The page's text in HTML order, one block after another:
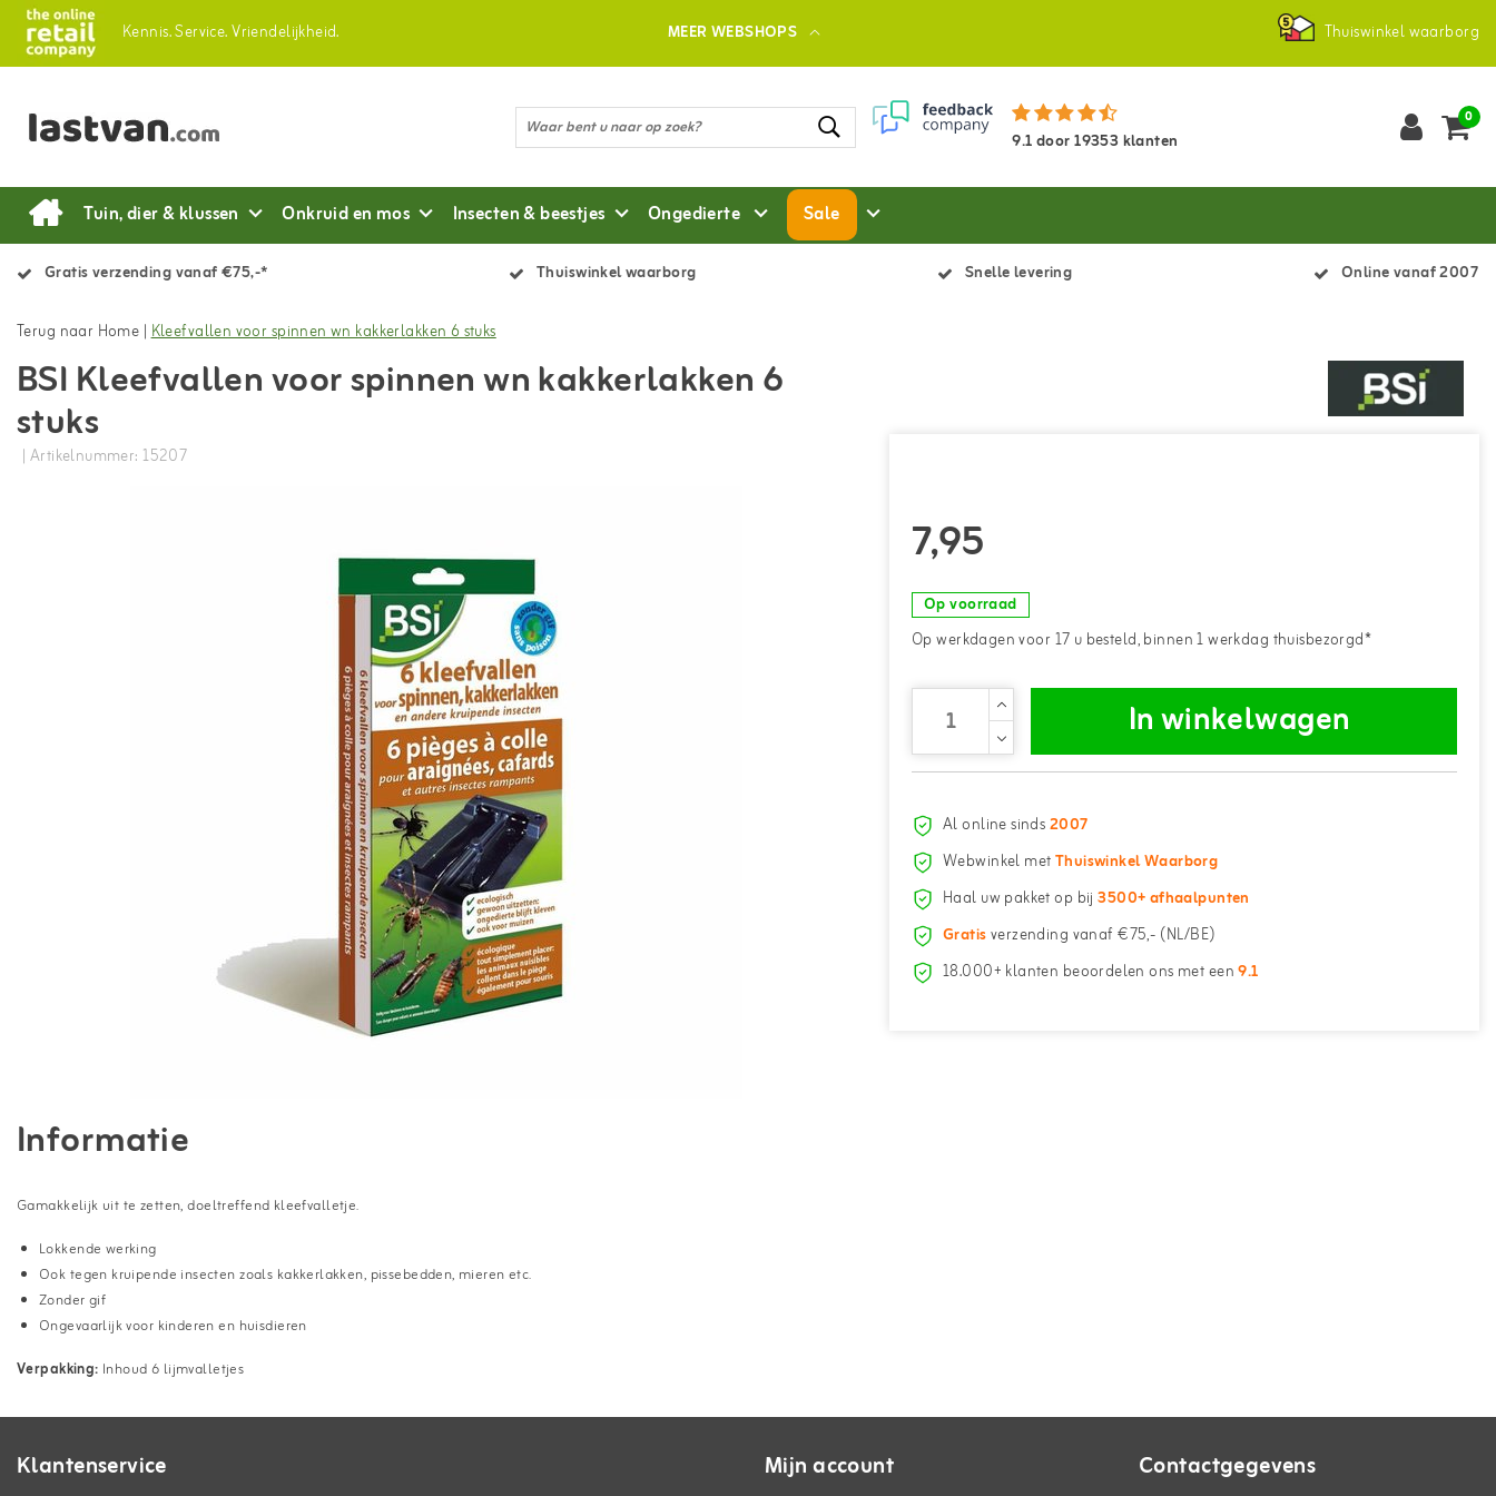
Kennis.Service.Vriendelijkheid. MEER WEBSHOPS Thuiswinkel waarborg
9.1door19353 klanten
0
Tuin, dier & klussen Onkruid en mos Insecten & beestjes Ongedierte Sale
Gratis verzending vanaf €75,-* Thuiswinkel waarborg Snelle levering Online vanaf 2007
Terug naar Home |Kleefvallen voor spinnen wn kakkerlakken 6 stuks
BSI Kleefvallen voor spinnen wn kakkerlakken 6
stuks
| Artikelnummer: 15207
7,95
Op voorraad
Op werkdagen voor 17 u besteld, binnen 1 werkdag thuisbezorgd*
In winkelwagen
Al online sinds2007
Webwinkel metThuiswinkel Waarborg
Haal uw pakket op bij3500+ afhaalpunten
Gratisverzending vanaf €75,- (NL/BE)
18.000+ klanten beoordelen ons met een9.1
Informatie
Gamakkelijk uit te zetten, doeltreffend kleefvalletje.
Lokkende werking
Ook tegen kruipende insecten zoals kakkerlakken, pissebedden, mieren etc.
Zonder gif
Ongevaarlijk voor kinderen en huisdieren
Verpakking: Inhoud 6 lijmvalletjes
Klantenservice Mijn account Contactgegevens